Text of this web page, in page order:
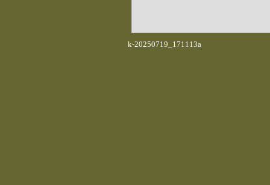
k-20250719_171113a